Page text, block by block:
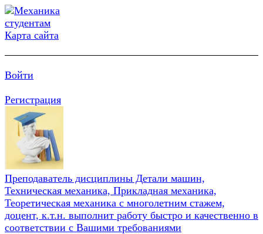
Карта сайта
Войти
Регистрация
Преподаватель дисциплины Детали машин,
Техническая механика, Прикладная механика,
Теоретическая механика с многолетним стажем,
доцент, к.т.н. выполнит работу быстро и качественно в
соответствии с Вашими требованиями